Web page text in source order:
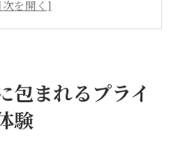
とサウナが織り成す癒し体
ウナ付きコテージの過ご
包まれるプライ
験